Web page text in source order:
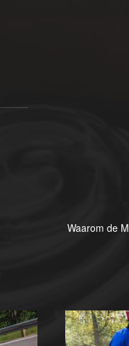
Waarom de